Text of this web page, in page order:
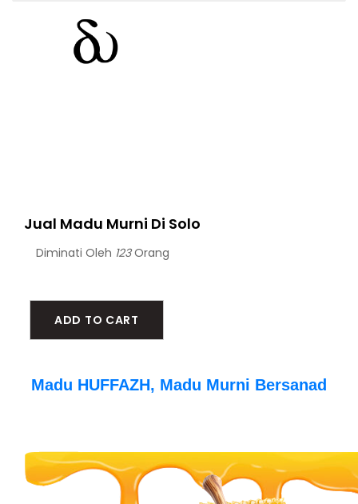
Jual Madu Murni Di Solo
Diminati Oleh 123Orang
ADD TO CART
Madu HUFFAZH, Madu Murni Bersanad